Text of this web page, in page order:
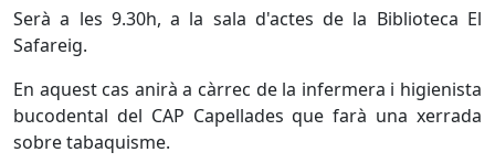
Serà a les 9.30h, a la sala d'actes de la Biblioteca El
Safareig.
En aquest cas anirà a càrrec de la infermera i higienista
bucodental del CAP Capellades que farà una xerrada
sobre tabaquisme.